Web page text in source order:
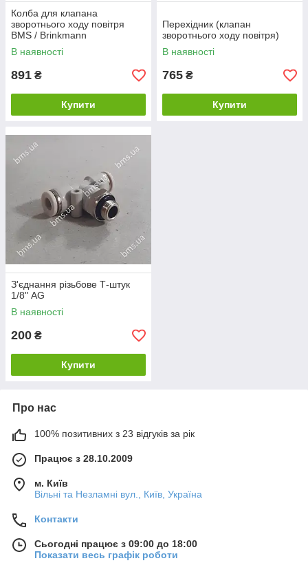
Колба для клапана
зворотнього ходу повітря
BMS / Brinkmann
В наявності
891 ₴
Купити
Перехідник (клапан
зворотнього ходу повітря)
В наявності
765 ₴
Купити
З'єднання різьбове Т-штук
1/8" AG
В наявності
200 ₴
Купити
Про нас
100% позитивних з 23 відгуків за рік
Працює з 28.10.2009
м. Київ
Вільні та Незламні вул., Київ, Україна
Контакти
Сьогодні працює з 09:00 до 18:00
Показати весь графік роботи